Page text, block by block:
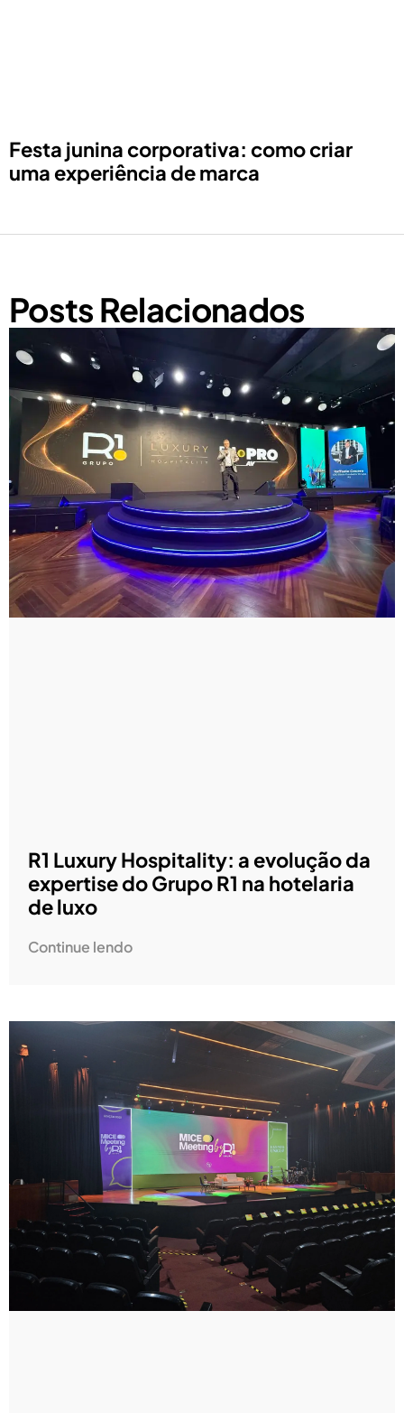
Festa junina corporativa: como criar
uma experiência de marca
Posts Relacionados
R1 Luxury Hospitality: a evolução da
expertise do Grupo R1 na hotelaria
de luxo
Continue lendo